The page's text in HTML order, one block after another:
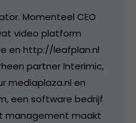
Momenteel CEO
video platform
en http://leafplan.nl
partner Interimic,
mediaplaza.nl en
een software bedrijf
management maakt